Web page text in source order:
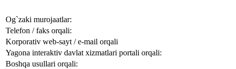
Og`zaki murojaatlar:
Telefon / faks orqali:
Korporativ web-sayt / e-mail orqali
Yagona interaktiv davlat xizmatlari portali orqali:
Boshqa usullari orqali: